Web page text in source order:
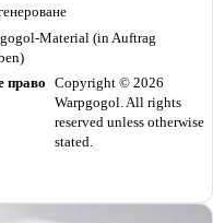
Material (in Auftrag
право Copyright © 2026
Warpgogol. All rights
reserved unless otherwise
stated.